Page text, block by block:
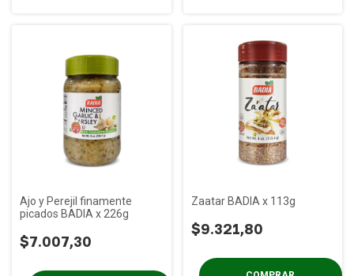
Ajo y Perejil finamente
picados BADIA x 226g
$7.007,30
Zaatar BADIA x 113g
$9.321,80